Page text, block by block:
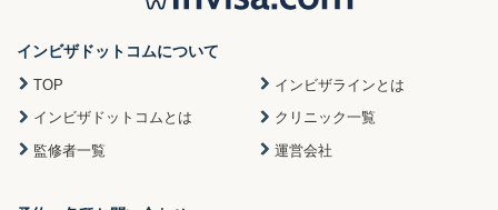
インビザドットコムについて
TOP
インビザラインとは
インビザドットコムとは
クリニック一覧
監修者一覧
運営会社